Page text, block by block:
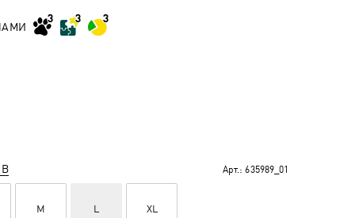
Арт.: 635989_01
M L XL